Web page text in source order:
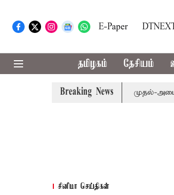
E-Paper
தமிழகம் தேசியம்
Breaking News
எம்.பி.க்கள் கூட்டத்துக்கு முதல்-அமைச்சர்
சினிமா செய்திகள்